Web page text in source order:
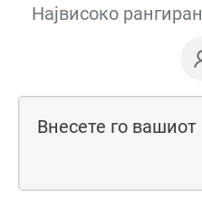
Највисоко рангиран